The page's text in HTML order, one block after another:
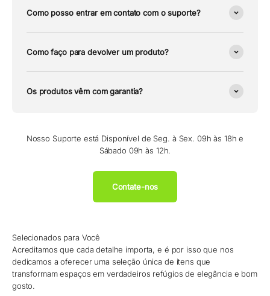
Como posso entrar em contato com o suporte?
Como faço para devolver um produto?
Os produtos vêm com garantia?
Nosso Suporte está Disponível de Seg. à Sex. 09h às 18h e
Sábado 09h às 12h.
Contate-nos
Selecionados para Você
Acreditamos que cada detalhe importa, e é por isso que nos
dedicamos a oferecer uma seleção única de itens que
transformam espaços em verdadeiros refúgios de elegância e bom
gosto.